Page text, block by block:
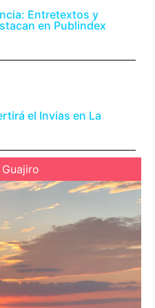
Entretextos y
en Publindex
el Invias en La